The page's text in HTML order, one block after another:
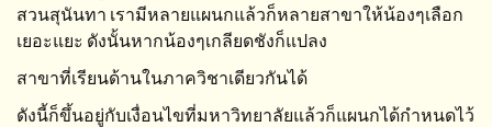
สวนสุนันทา เรามีหลายแผนกแล้วก็หลายสาขาให้น้องๆเลือก
เยอะแยะ ดังนั้นหากน้องๆเกลียดชังก็แปลง
สาขาที่เรียนด้านในภาควิชาเดียวกันได้
ดังนี้ก็ขึ้นอยู่กับเงื่อนไขที่มหาวิทยาลัยแล้วก็แผนกได้กำหนดไว้